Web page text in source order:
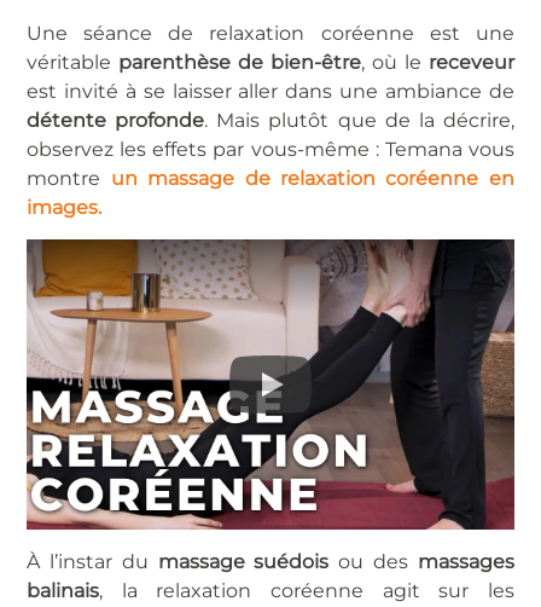
Une séance de relaxation coréenne est une
véritable parenthèse de bien-être, où le receveur
est invité à se laisser aller dans une ambiance de
détente profonde. Mais plutôt que de la décrire,
observez les effets par vous-même : Temana vous
montre un massage de relaxation coréenne en
images.
À l’instar du massage suédois ou des massages
balinais, la relaxation coréenne agit sur les